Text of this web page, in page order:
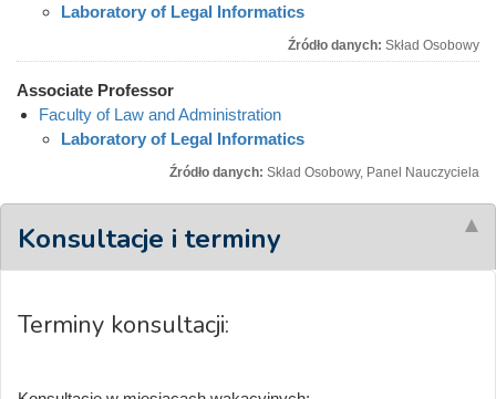
Laboratory of Legal Informatics
Źródło danych: Skład Osobowy
Associate Professor
Faculty of Law and Administration
Laboratory of Legal Informatics
Źródło danych: Skład Osobowy, Panel Nauczyciela
Konsultacje i terminy
Terminy konsultacji: